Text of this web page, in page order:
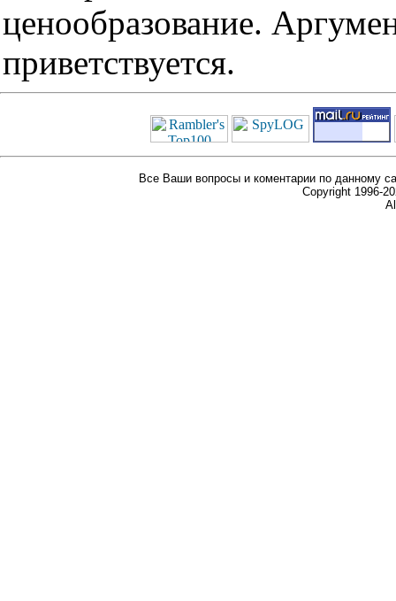
ценообразование.
приветствуется.
Все Ваши вопросы и коментарии по данному
Copyright 1996-